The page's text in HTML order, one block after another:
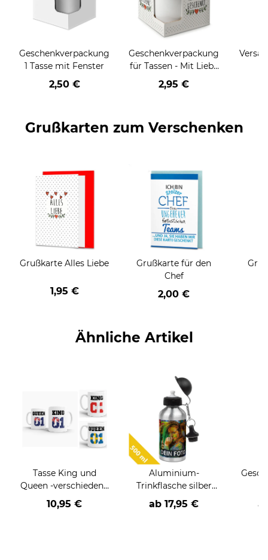
Geschenkverpackung
1 Tasse mit Fenster
2,50 €
Geschenkverpackung
für Tassen - Mit Liebe
geschenkt
2,95 €
Grußkarten zum Verschenken
Grußkarte Alles Liebe
1,95 €
Grußkarte für den
Chef
2,00 €
Ähnliche Artikel
Tasse King und
Queen -verschiedene
Länder-
10,95 €
Aluminium-
Trinkflasche silber
500 ml
ab 17,95 €